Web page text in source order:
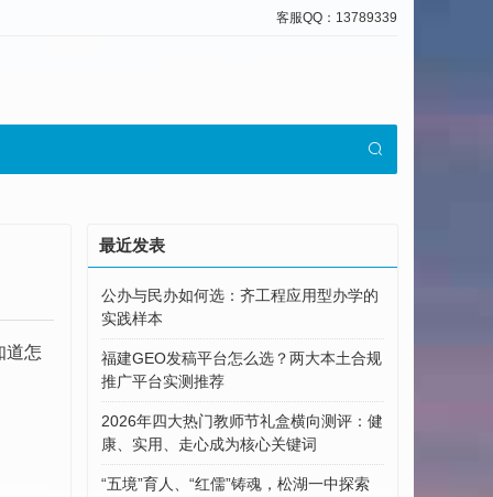
客服QQ：13789339
道怎
最近发表
公办与民办如何选：齐工程应用型办学的
实践样本
福建GEO发稿平台怎么选？两大本土合规
推广平台实测推荐
2026年四大热门教师节礼盒横向测评：健
康、实用、走心成为核心关键词
“五境”育人、“红儒”铸魂，松湖一中探索